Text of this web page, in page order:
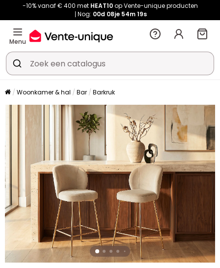
-10% vanaf € 400 met HEAT10op Vente-unique producten
Nog: 00d 08je 54m19s
Menu
Woonkamer & hal Bar Barkruk